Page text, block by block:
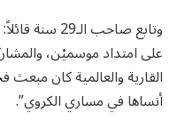
وتابع صاحب
على امتداد موسميْن،
القارية والعالمية كان مبعث
أنساها في مساري الكروي”.